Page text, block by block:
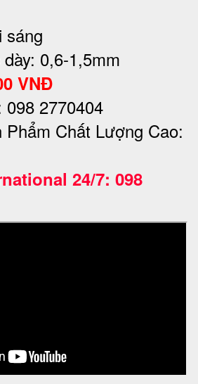
sáng
0,6-1,5mm
VNĐ
098 2770404
Phẩm Chất Lượng Cao:
24/7: 098